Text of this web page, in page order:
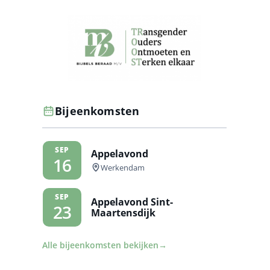
Bijeenkomsten
SEP
16
Appelavond
Werkendam
SEP
23
Appelavond Sint-
Maartensdijk
Alle bijeenkomsten bekijken →